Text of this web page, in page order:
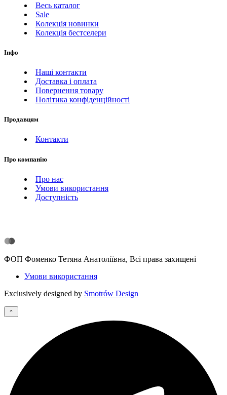
Весь каталог
Sale
Колекція новинки
Колекція бестселери
Інфо
Наші контакти
Доставка і оплата
Повернення товару
Політика конфіденційності
Продавцям
Контакти
Про компанію
Про нас
Умови використання
Доступність
ФОП Фоменко Тетяна Анатоліївна, Всі права захищені
Умови використання
Exclusively designed by Smotrów Design